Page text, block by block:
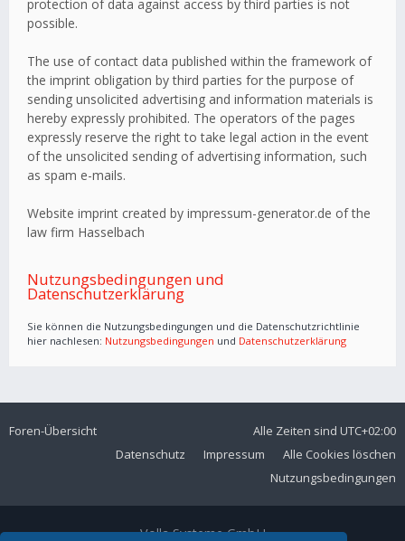
protection of data against access by third parties is not
possible.
The use of contact data published within the framework of
the imprint obligation by third parties for the purpose of
sending unsolicited advertising and information materials is
hereby expressly prohibited. The operators of the pages
expressly reserve the right to take legal action in the event
of the unsolicited sending of advertising information, such
as spam e-mails.
Website imprint created by impressum-generator.de of the
law firm Hasselbach
Nutzungsbedingungen und
Datenschutzerklärung
Sie können die Nutzungsbedingungen und die Datenschutzrichtlinie
hier nachlesen: Nutzungsbedingungen und Datenschutzerklärung
Foren-Übersicht Alle Zeiten sind UTC+02:00
Alle Cookies löschen
Impressum
Datenschutz
Nutzungsbedingungen
Volla Systeme GmbH